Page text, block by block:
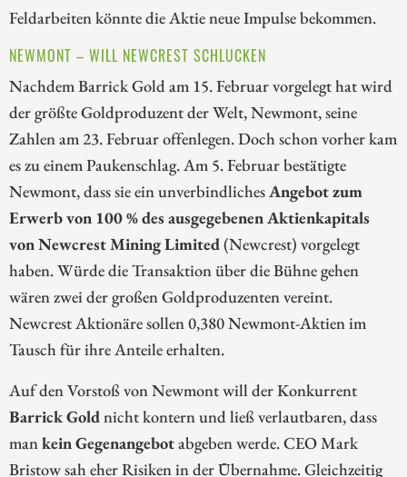
Feldarbeiten könnte die Aktie neue Impulse bekommen.
NEWMONT – WILL NEWCREST SCHLUCKEN
Nachdem Barrick Gold am 15. Februar vorgelegt hat wird
der größte Goldproduzent der Welt, Newmont, seine
Zahlen am 23. Februar offenlegen. Doch schon vorher kam
es zu einem Paukenschlag. Am 5. Februar bestätigte
Newmont, dass sie ein unverbindliches Angebot zum
Erwerb von 100 % des ausgegebenen Aktienkapitals
von Newcrest Mining Limited (Newcrest) vorgelegt
haben. Würde die Transaktion über die Bühne gehen
wären zwei der großen Goldproduzenten vereint.
Newcrest Aktionäre sollen 0,380 Newmont-Aktien im
Tausch für ihre Anteile erhalten.
Auf den Vorstoß von Newmont will der Konkurrent
Barrick Gold nicht kontern und ließ verlautbaren, dass
man kein Gegenangebotabgeben werde. CEO Mark
Bristow sah eher Risiken in der Übernahme. Gleichzeitig